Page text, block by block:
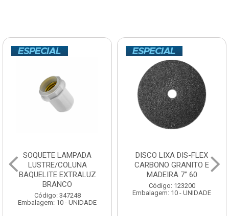
SOQUETE LAMPADA
LUSTRE/COLUNA
BAQUELITE EXTRALUZ
BRANCO
Código: 347248
Embalagem: 10 - UNIDADE
DISCO LIXA DIS-FLEX
CARBONO GRANITO E
MADEIRA 7” 60
Código: 123200
Embalagem: 10 - UNIDADE